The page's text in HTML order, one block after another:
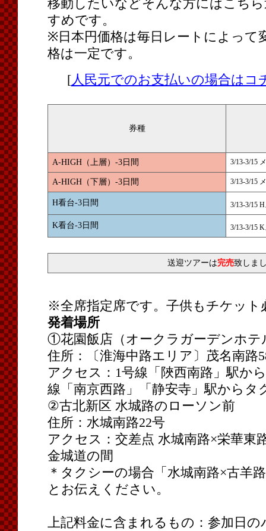
移動したいなどそんな方にはこち
すめです。
※日本円価格は毎日レートによって
格は一定です。
[人民元でのお支払いの場合はコ
券種
A-HIGH（上層）-3日間 3/13-3/15
A-HIGH（下層）-3日間 3/13-3/15
H看台-3日間 3/13-3/15
K看台-3日間 3/13-3/15
送迎ツアーは完売致しま
※全席指定席です。子供もチケット
発着場所
①花園飯店（オークラガーデンホテ
住所：〔淮海中路エリア〕茂名南路
アクセス：1号線「陜西南路」駅か
線「南京西路」「静安寺」駅からタ
②古北新区 水城路のローソン前
住所：水城南路22号
アクセス：交差点 水城南路×栄華東
金城道の間
＊タクシーの場合「水城南路×古羊
とお伝えください。
上記料金に含まれるもの：参加日